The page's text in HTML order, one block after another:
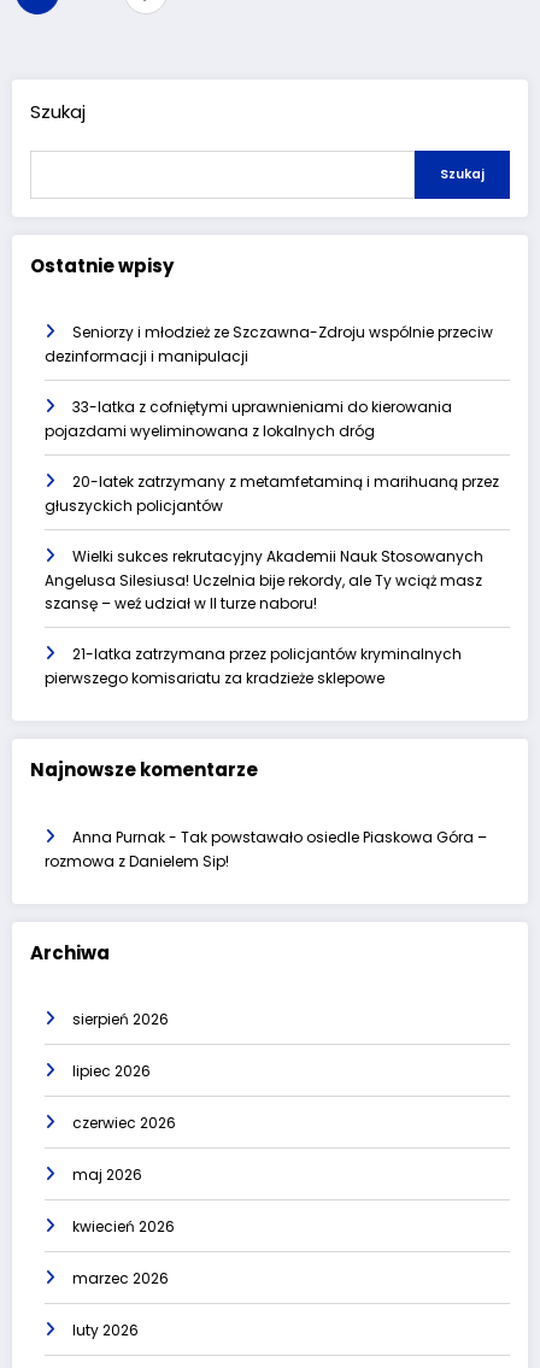
Szukaj
Szukaj
Ostatnie wpisy
Seniorzy i młodzież ze Szczawna-Zdroju wspólnie przeciw
dezinformacji i manipulacji
33-latka z cofniętymi uprawnieniami do kierowania
pojazdami wyeliminowana z lokalnych dróg
20-latek zatrzymany z metamfetaminą i marihuaną przez
głuszyckich policjantów
Wielki sukces rekrutacyjny Akademii Nauk Stosowanych
Angelusa Silesiusa! Uczelnia bije rekordy, ale Ty wciąż masz
szansę – weź udział w II turze naboru!
21-latka zatrzymana przez policjantów kryminalnych
pierwszego komisariatu za kradzieże sklepowe
Najnowsze komentarze
Anna Purnak- Tak powstawało osiedle Piaskowa Góra –
rozmowa z Danielem Sip!
Archiwa
sierpień 2026
lipiec 2026
czerwiec 2026
maj 2026
kwiecień 2026
marzec 2026
luty 2026